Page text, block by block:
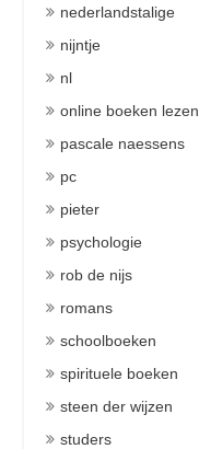
nederlandstalige
nijntje
nl
online boeken lezen
pascale naessens
pc
pieter
psychologie
rob de nijs
romans
schoolboeken
spirituele boeken
steen der wijzen
studers